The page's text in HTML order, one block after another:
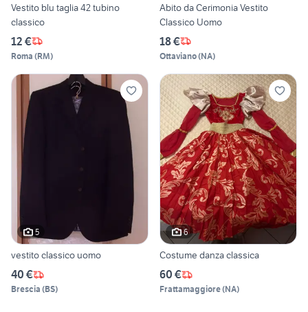
Vestito blu taglia 42 tubino
classico
12 €
Roma (RM)
Abito da Cerimonia Vestito
Classico Uomo
18 €
Ottaviano(NA)
5
vestito classico uomo
40 €
Brescia (BS)
6
Costume danza classica
60 €
Frattamaggiore(NA)